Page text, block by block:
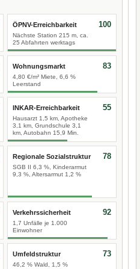
ÖPNV-Erreichbarkeit
Nächste Station 215 m, ca.
25 Abfahrten werktags
100
Wohnungsmarkt
4,80 €/m² Miete, 6,6 %
Leerstand
83
INKAR-Erreichbarkeit
Hausarzt 1,5 km, Apotheke
3,1 km, Grundschule 3,1
km, Autobahn 15,9 Min.
55
Regionale Sozialstruktur
SGB II 6,3 %, Kinderarmut
9,3 %, Altersarmut 1,2 %
78
Verkehrssicherheit
1,7 Unfälle je 1.000
Einwohner
92
Umfeldstruktur
46,2 % Wald, 1,5 %
73